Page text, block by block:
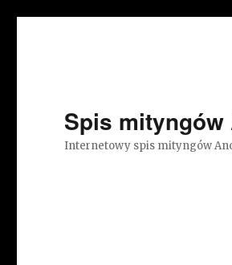
Spis mityngów
Internetowy spis mityngów